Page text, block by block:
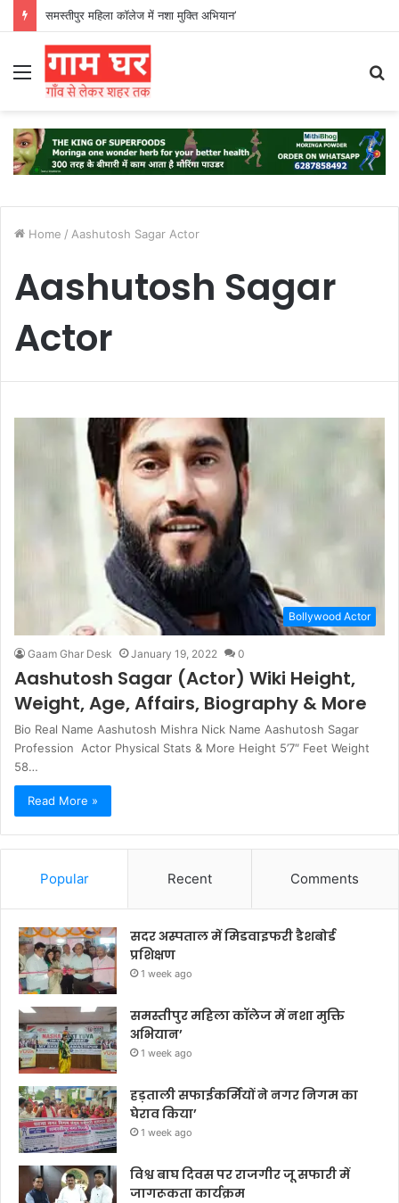
समस्तीपुर महिला कॉलेज में नशा मुक्ति अभियान’
Menu
Home / Aashutosh Sagar Actor
Aashutosh Sagar
Actor
Bollywood Actor
Gaam Ghar Desk January 19, 2022 0
Aashutosh Sagar (Actor) Wiki Height,
Weight, Age, Affairs, Biography & More
Bio Real Name Aashutosh Mishra Nick Name Aashutosh Sagar
Profession Actor Physical Stats & More Height 5’7″ Feet Weight
58…
Read More »
Popular Recent Comments
सदर अस्पताल में मिडवाइफरी डैशबोर्ड
प्रशिक्षण
1 week ago
समस्तीपुर महिला कॉलेज में नशा मुक्ति
अभियान’
1 week ago
हड़ताली सफाईकर्मियों ने नगर निगम का
घेराव किया’
1 week ago
विश्व बाघ दिवस पर राजगीर जू सफारी में
जागरूकता कार्यक्रम